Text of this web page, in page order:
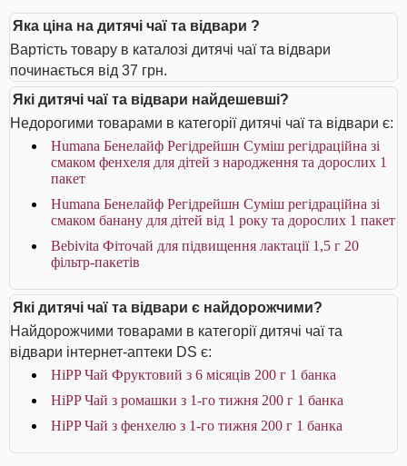
Яка ціна на дитячі чаї та відвари ?
Вартість товару в каталозі дитячі чаї та відвари
починається від 37 грн.
Які дитячі чаї та відвари найдешевші?
Недорогими товарами в категорії дитячі чаї та відвари є:
Humana Бенелайф Регідрейшн Суміш регідраційна зі
смаком фенхеля для дітей з народження та дорослих 1
пакет
Humana Бенелайф Регідрейшн Суміш регідраційна зі
смаком банану для дітей від 1 року та дорослих 1 пакет
Bebivita Фіточай для підвищення лактації 1,5 г 20
фільтр-пакетів
Які дитячі чаї та відвари є найдорожчими?
Найдорожчими товарами в категорії дитячі чаї та
відвари інтернет-аптеки DS є:
HiPP Чай Фруктовий з 6 місяців 200 г 1 банка
HiPP Чай з ромашки з 1-го тижня 200 г 1 банка
HiPP Чай з фенхелю з 1-го тижня 200 г 1 банка